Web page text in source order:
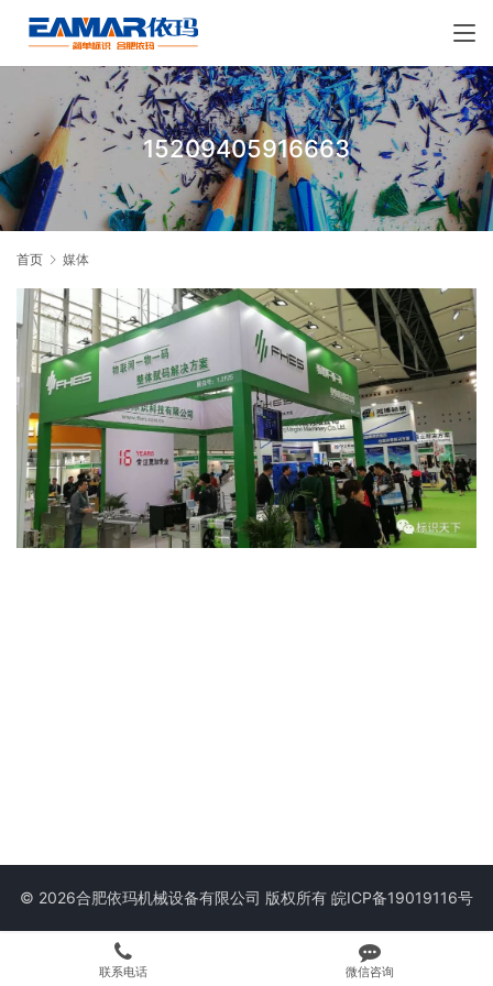
15209405916663
首页 媒体
© 2026合肥依玛机械设备有限公司 版权所有 皖ICP备19019116号
联系电话 微信咨询